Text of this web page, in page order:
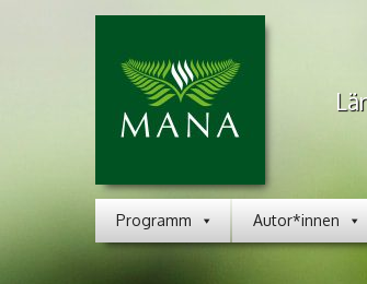
Programm Autor*innen